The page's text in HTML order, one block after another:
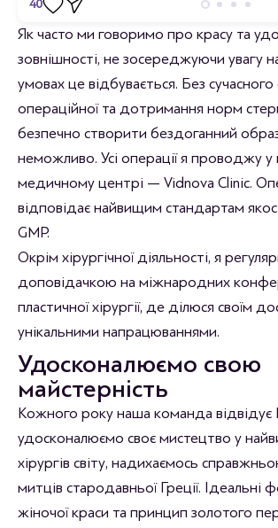
40
Відгуки
Станьте першим хто залишить відгук.
Як часто ми говоримо про красу та
зовнішності, не зосереджуючи увагу
умовах це відбувається. Без
операційної та дотримання норм
безпечно створити бездоганний
неможливо. Усі операції я проводжу
медичному центрі — Vidnova Clinic.
відповідає найвищим стандартам
GMP.
Окрім хірургічної діяльності, я
доповідачкою на міжнародних
пластичної хірургії, де ділюся своїм
унікальними напрацюваннями.
Удосконалюємо свою
майстерність
Кожного року наша команда відвідує
удосконалюємо своє мистецтво у
хірургів світу, надихаємось
митців стародавньої Греції. Ідеальні
жіночої краси та принцип золотого